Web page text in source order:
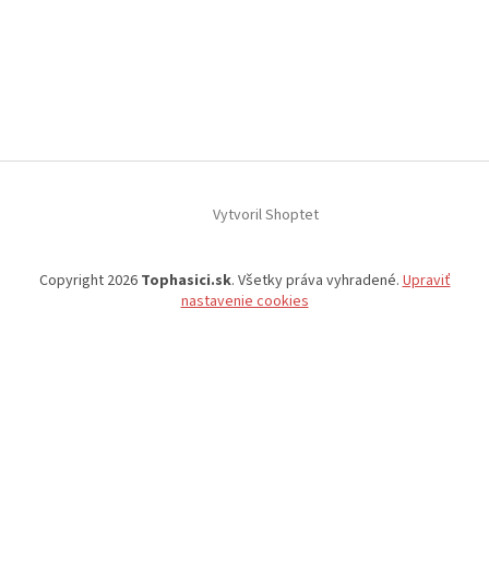
Vytvoril Shoptet
Copyright 2026 Tophasici.sk. Všetky práva vyhradené. Upraviť
nastavenie cookies